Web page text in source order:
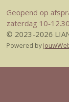
Geopend op
zaterdag 10-
© 2023-2026
Powered by